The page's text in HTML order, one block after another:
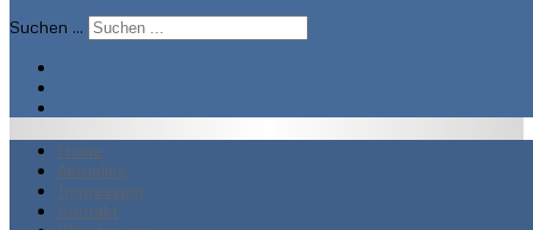
Suchen ...
Home
Aktuelles
Impressum
Kontakt